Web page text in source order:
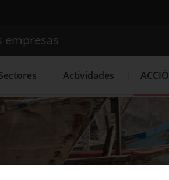
Buscador
Servicios de Innovación
empresas
Actividades ACCIÓ